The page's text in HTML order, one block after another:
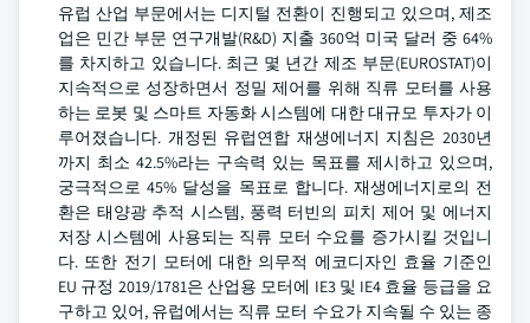
유럽 산업 부문에서는 디지털 전환이 진행되고 있으며, 제조
업은 민간 부문 연구개발(R&D) 지출 360억 미국 달러 중 64%
를 차지하고 있습니다. 최근 몇 년간 제조 부문(EUROSTAT)이
지속적으로 성장하면서 정밀 제어를 위해 직류 모터를 사용
하는 로봇 및 스마트 자동화 시스템에 대한 대규모 투자가 이
루어졌습니다. 개정된 유럽연합 재생에너지 지침은 2030년
까지 최소 42.5%라는 구속력 있는 목표를 제시하고 있으며,
궁극적으로 45% 달성을 목표로 합니다. 재생에너지로의 전
환은 태양광 추적 시스템, 풍력 터빈의 피치 제어 및 에너지
저장 시스템에 사용되는 직류 모터 수요를 증가시킬 것입니
다. 또한 전기 모터에 대한 의무적 에코디자인 효율 기준인
EU 규정 2019/1781은 산업용 모터에 IE3 및 IE4 효율 등급을 요
구하고 있어, 유럽에서는 직류 모터 수요가 지속될 수 있는 종